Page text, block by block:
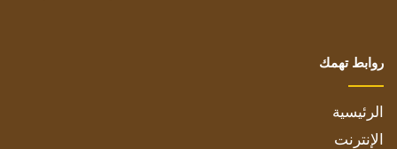
روابط تهمك
الرئيسية
الإنترنت